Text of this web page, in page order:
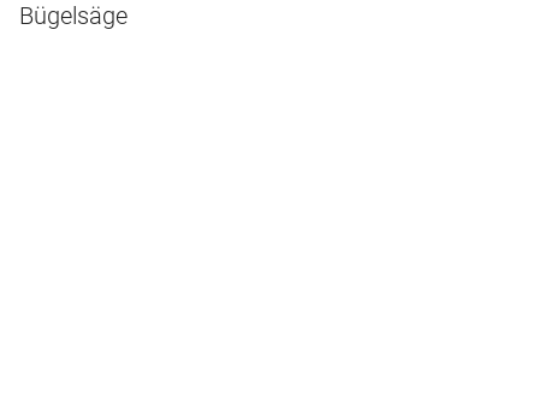
Bügelsäge